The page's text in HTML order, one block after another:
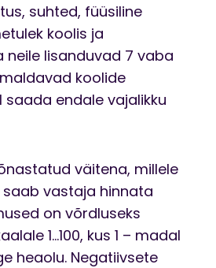
suhted, füüsiline
koolis ja
neile lisanduvad 7 vaba
koolide
endale vajalikku
väitena, millele
vastaja hinnata
on võrdluseks
1…100, kus 1 – madal
heaolu. Negatiivsete